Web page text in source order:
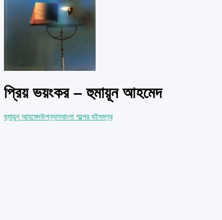
প্রিয় ভয়ংকর – হুমায়ূন আহমেদ
হুমায়ূন আহমেদউপন্যাসবাংলা গল্পের বইসমগ্র